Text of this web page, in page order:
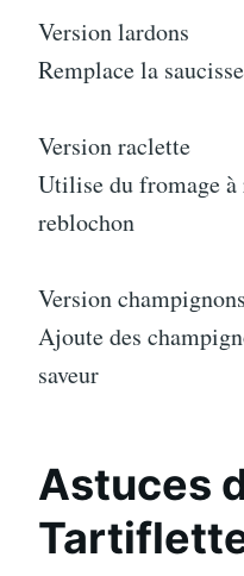
Version lardons
Remplace la
Version raclette
Utilise du fromage à
reblochon
Version champignons
Ajoute des
saveur
Astuces